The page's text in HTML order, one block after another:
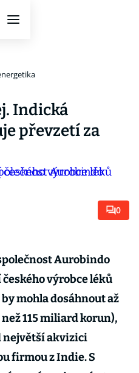
Indická
převzetí za
0
Aurobindo
výrobce léků
mohla dosáhnout až
115 miliard korun),
největší akvizici
firmou z Indie. S